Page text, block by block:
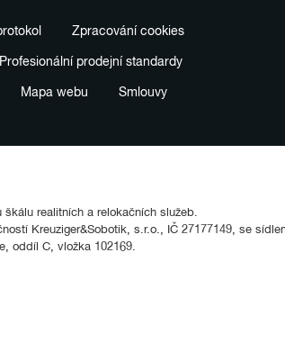
Zpracování cookies
Profesionální prodejní standardy
Mapa webu Smlouvy
realitních a relokačních služeb.
Kreuziger&Sobotik, s.r.o., IČ 27177149, se
oddíl C, vložka 102169.